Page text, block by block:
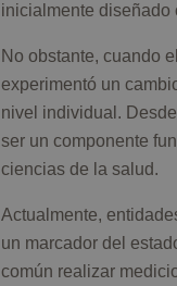
inicialmente diseñado
No obstante, cuando
experimentó un
nivel individual.
ser un componente
ciencias de la salud.
Actualmente,
un marcador del
común realizar